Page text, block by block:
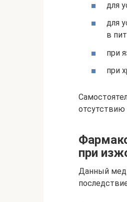
для
для
в
при
при
отсутствию
при
Данный